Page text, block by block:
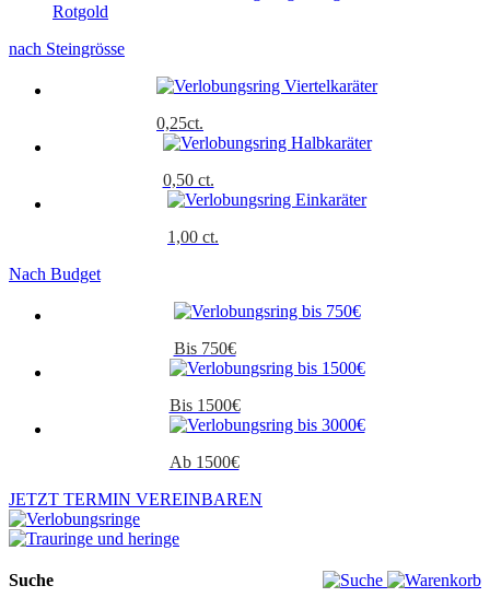
Rotgold
nach Steingrösse
0,25ct.
0,50 ct.
1,00 ct.
Nach Budget
Bis 750€
Bis 1500€
Ab 1500€
JETZT TERMIN VEREINBAREN
Suche